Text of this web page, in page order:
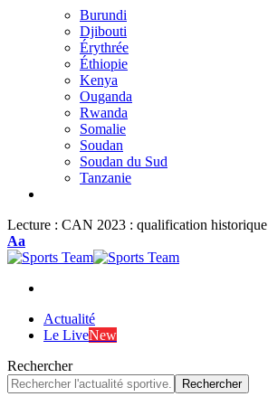
Burundi
Djibouti
Érythrée
Éthiopie
Kenya
Ouganda
Rwanda
Somalie
Soudan
Soudan du Sud
Tanzanie
Lecture : CAN 2023 : qualification
Font
Resizer
Aa
Actualité
Le LiveNew
Rechercher